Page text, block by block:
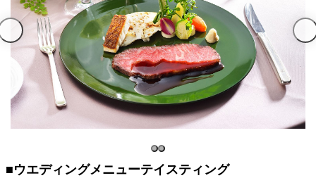
■ウエディングメニューテイスティング